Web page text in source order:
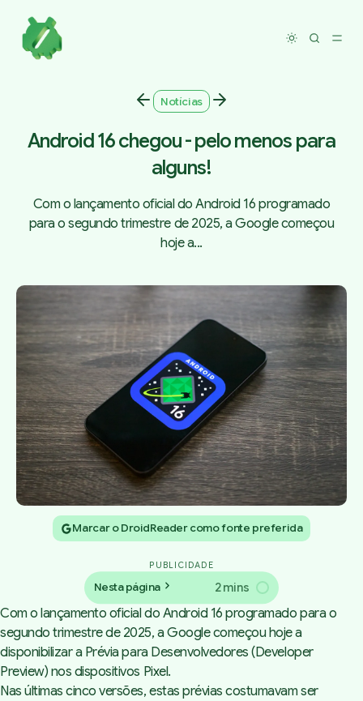
Toggle
Notícias
Android 16 chegou - pelo menos para
alguns!
Com o lançamento oficial do Android 16 programado
para o segundo trimestre de 2025, a Google começou
hoje a...
Marcar o DroidReader como fonte preferida
PUBLICIDADE
Nesta página 2 mins
Com o lançamento oficial do Android 16programado para o
segundo trimestre de 2025, a Google começou hoje a
disponibilizar a Prévia para Desenvolvedores (Developer
Preview) nos dispositivos Pixel.
Nas últimas cinco versões, estas prévias costumavam ser